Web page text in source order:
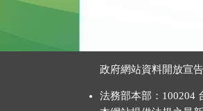
政府網站資料開放宣告
法務部本部：100204